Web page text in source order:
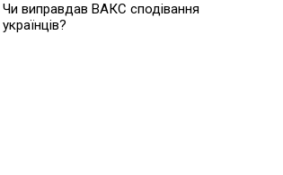
Чи виправдав ВАКС сподівання
українців?